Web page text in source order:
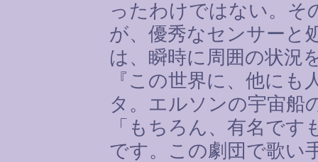
ったわけではない。そ
が、優秀なセンサーと
は、瞬時に周囲の状況
『この世界に、他にも
タ。エルソンの宇宙船
「もちろん、有名で
です。この劇団で歌い